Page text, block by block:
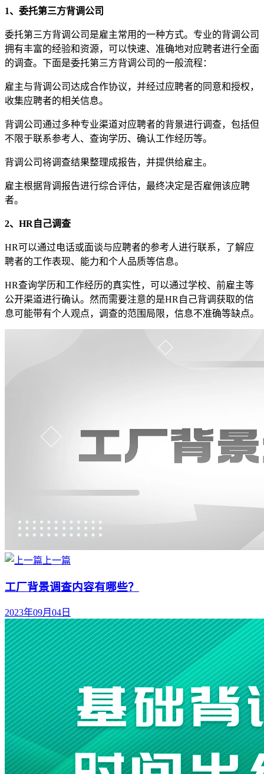
1、委托第三方背调公司
委托第三方背调公司是雇主常用的一种方式。专业的背调公司
拥有丰富的经验和资源，可以快速、准确地对应聘者进行全面
的调查。下面是委托第三方背调公司的一般流程：
雇主与背调公司达成合作协议，并经过应聘者的同意和授权，
收集应聘者的相关信息。
背调公司通过多种专业渠道对应聘者的背景进行调查，包括但
不限于联系参考人、查询学历、确认工作经历等。
背调公司将调查结果整理成报告，并提供给雇主。
雇主根据背调报告进行综合评估，最终决定是否雇佣该应聘
者。
2、HR自己调查
HR可以通过电话或面谈与应聘者的参考人进行联系，了解应
聘者的工作表现、能力和个人品质等信息。
HR查询学历和工作经历的真实性，可以通过学校、前雇主等
公开渠道进行确认。然而需要注意的是HR自己背调获取的信
息可能带有个人观点，调查的范围局限，信息不准确等缺点。
上一篇
工厂背景调查内容有哪些？
2023年09月04日